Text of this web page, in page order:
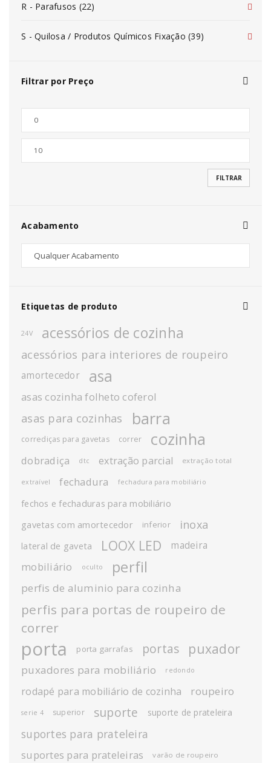
R - Parafusos (22)
S - Quilosa / Produtos Químicos Fixação (39)
Filtrar por Preço
FILTRAR
Acabamento
Etiquetas de produto
24V acessórios de cozinha
acessórios para interiores de roupeiro
amortecedor asa
asas cozinha folheto coferol
asas para cozinhas barra
corrediças para gavetas correr cozinha
dobradiça dtc extração parcial extração total
extraível fechadura fechadura para mobiliário
fechos e fechaduras para mobiliário
gavetas com amortecedor
inferior inoxa
lateral de gaveta LOOX LED madeira
mobiliário oculto perfil
perfis de aluminio para cozinha
perfis para portas de roupeiro de
correr
porta porta garrafas portas puxador
puxadores para mobiliário redondo
rodapé para mobiliário de cozinha roupeiro
serie 4 superior suporte suporte de prateleira
suportes para prateleira
suportes para prateleiras varão de roupeiro